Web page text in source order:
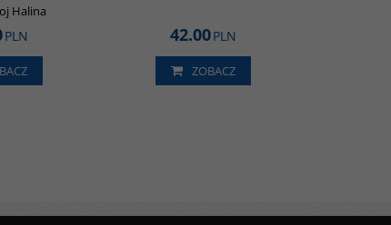
Halina
PLN 42.00PLN
ZOBACZ